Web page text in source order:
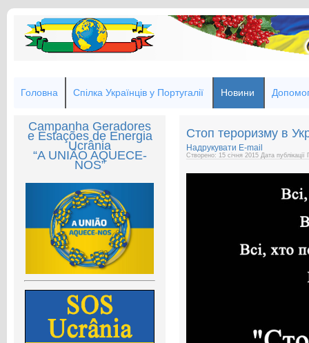
Головна Спілка Українців у Португалії Новини
Campanha Geradores
e Estações de Energia
Ucrânia
“A UNIÃO AQUECE-
NOS”
Стоп тероризму в
Надрукувати E-mail
Створено: 15 січня 2015 Дата публікації